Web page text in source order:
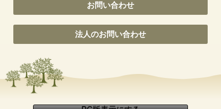
お問い合わせ
法人のお問い合わせ